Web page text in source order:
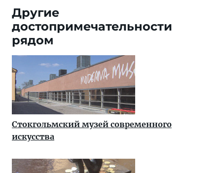
Другие
достопримечательности
рядом
Стокгольмский музей современного
искусства